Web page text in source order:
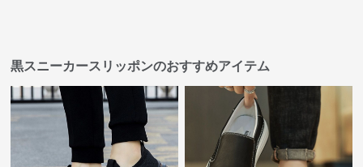
黒スニーカースリッポンのおすすめアイテム